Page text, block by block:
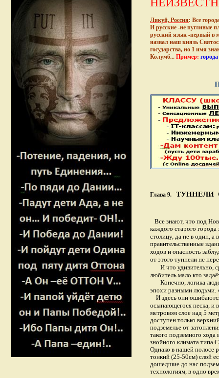
Ликуй, Россия: Все
И русские -не пугливые
русский язык -первый в
назвал наш князь
государства, но 1 имя
Колумб... Пример:
Глава 9. ТУННЕЛИ
Все знают, что под
каждого старого
столицу, да не в один, а
правительственные
ходов и опасность
от этого туннели не
И что удивительно,
любитель мало кто
Конечно, логика
эпохи разными людьми.
И здесь они
осыпающегося песка, и
метровом слое над 5
доступен только
подземелье от
такого подземного
знойного климата типа
Однако в нашей полосе
тонкий (25-50см) слой
дошедшие до нас
технологиям, в одно